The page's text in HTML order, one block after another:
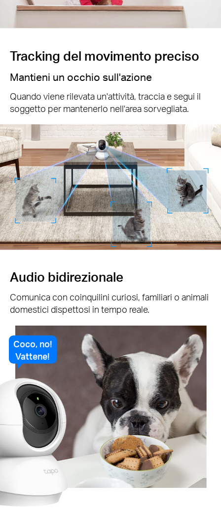
Tracking del movimento preciso
Mantieni un occhio sull'azione
Quando viene rilevata un'attività, traccia e segui il
soggetto per mantenerlo nell'area sorvegliata.
Audio bidirezionale
Comunica con coinquilini curiosi, familiari o animali
domestici dispettosi in tempo reale.
Coco, no!
Vattene!